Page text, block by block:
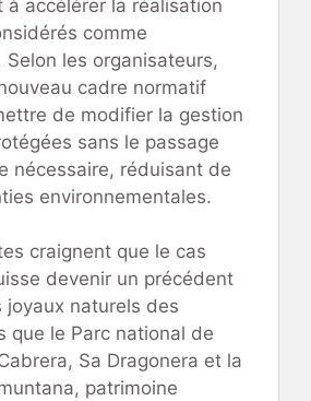
à accélérer la réalisation
comme
Selon les organisateurs,
cadre normatif
de modifier la gestion
sans le passage
nécessaire, réduisant de
environnementales.
craignent que le cas
devenir un précédent
joyaux naturels des
que le Parc national de
Sa Dragonera et la
patrimoine